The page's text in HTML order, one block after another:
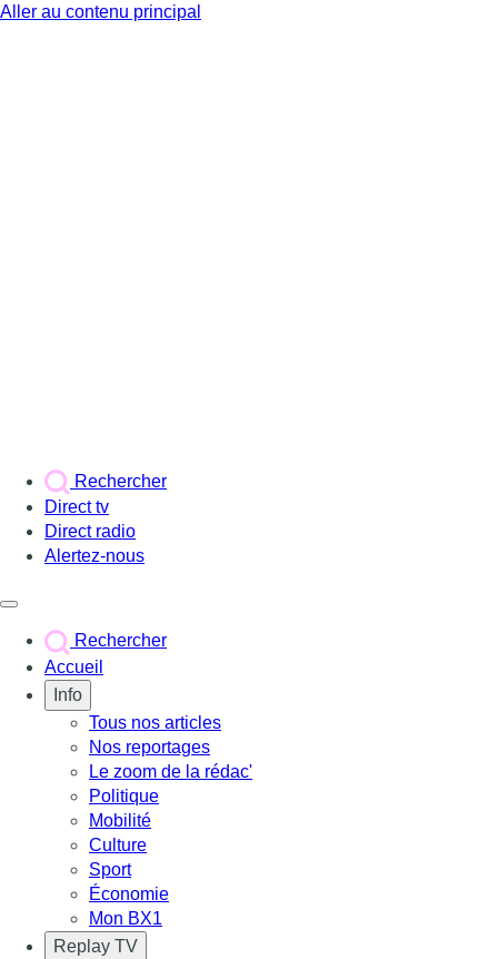
Aller au contenu principal
Rechercher
Direct tv
Direct radio
Alertez-nous
Rechercher
Accueil
Info
Tous nos articles
Nos reportages
Le zoom de la rédac'
Politique
Mobilité
Culture
Sport
Économie
Mon BX1
Replay TV